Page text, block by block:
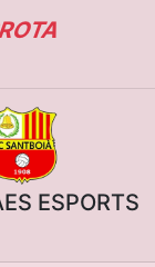
ESPORTS